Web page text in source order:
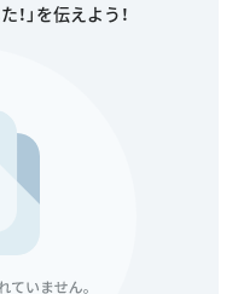
」を伝えよう！